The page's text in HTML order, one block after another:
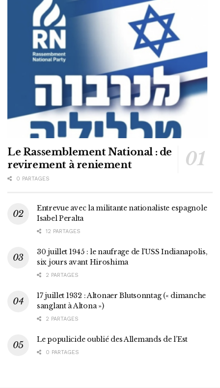
Le Rassemblement National : de
revirement à reniement
0 PARTAGES
Entrevue avec la militante nationaliste espagnole
Isabel Peralta
12 PARTAGES
30 juillet 1945 : le naufrage de l’USS Indianapolis,
six jours avant Hiroshima
2 PARTAGES
17 juillet 1932 : Altonaer Blutsonntag (« dimanche
sanglant à Altona »)
2 PARTAGES
Le populicide oublié des Allemands de l’Est
0 PARTAGES